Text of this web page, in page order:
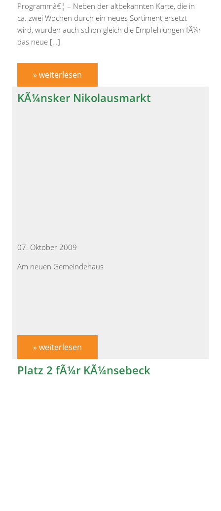
Programmâ€¦ – Neben der altbekannten Karte, die in
ca. zwei Wochen durch ein neues Sortiment ersetzt
wird, wurden auch schon gleich die Empfehlungen fÃ¼r
das neue […]
» weiterlesen
KÃ¼nsker Nikolausmarkt
07. Oktober 2009
Am neuen Gemeindehaus
» weiterlesen
Platz 2 fÃ¼r KÃ¼nsebeck